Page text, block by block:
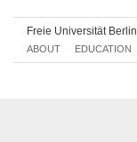
Freie Universität Berlin
ABOUT EDUCATION